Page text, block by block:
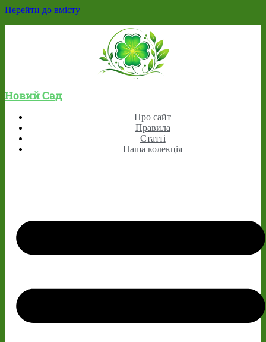
Перейти до вмісту
Новий Сад
Про сайт
Правила
Статті
Наша колекція